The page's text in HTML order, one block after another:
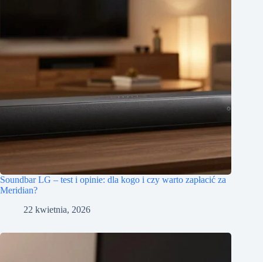
Soundbar LG – test i opinie: dla kogo i czy warto zapłacić za
Meridian?
22 kwietnia, 2026